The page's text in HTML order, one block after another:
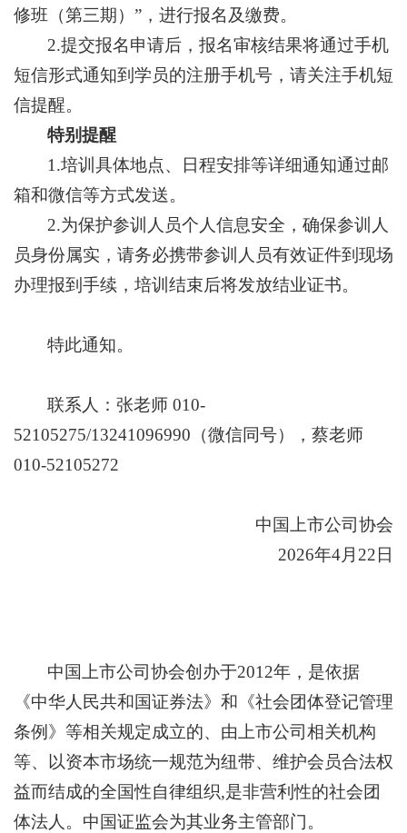
修班（第三期）”，进行报名及缴费。
2.提交报名申请后，报名审核结果将通过手机
短信形式通知到学员的注册手机号，请关注手机短
信提醒。
特别提醒
1.培训具体地点、日程安排等详细通知通过邮
箱和微信等方式发送。
2.为保护参训人员个人信息安全，确保参训人
员身份属实，请务必携带参训人员有效证件到现场
办理报到手续，培训结束后将发放结业证书。
特此通知。
联系人：张老师 010-
52105275/13241096990（微信同号），蔡老师
010-52105272
中国上市公司协会
2026年4月22日
中国上市公司协会创办于2012年，是依据
《中华人民共和国证券法》和《社会团体登记管理
条例》等相关规定成立的、由上市公司相关机构
等、以资本市场统一规范为纽带、维护会员合法权
益而结成的全国性自律组织,是非营利性的社会团
体法人。中国证监会为其业务主管部门。